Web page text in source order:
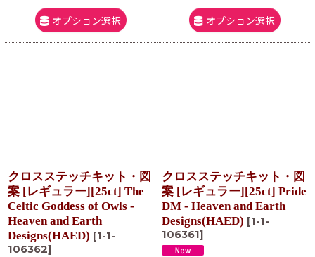
オプション選択 オプション選択
クロスステッチキット・図
案 [レギュラー][25ct] The
Celtic Goddess of Owls -
Heaven and Earth
Designs(HAED) [1-1-
106362]
クロスステッチキット・図
案 [レギュラー][25ct] Pride
DM - Heaven and Earth
Designs(HAED) [1-1-
106361]